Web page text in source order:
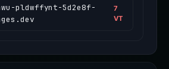
pldwffynt-5d2e8f-
7
VT